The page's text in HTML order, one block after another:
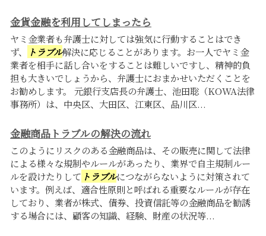
金貨金融を利用してしまったら
ヤミ金業者も弁護士に対しては強気に行動することはでき
ず、
トラブル解決に応じることがあります。お一人でヤミ金
業者を相手に話し合いをすることは難しいですし、精神的負
担も大きいでしょうから、弁護士におまかせいただくことを
お勧めします。 元銀行支店長の弁護士、池田聡（KOWA法律
事務所）は、中央区、大田区、江東区、品川区...
金融商品トラブルの解決の流れ
このようにリスクのある金融商品は、その販売に関して法律
による様々な規制やルールがあったり、業界で自主規制ルー
ルを設けたりして トラブルにつながらないように対策されて
います。例えば、適合性原則と呼ばれる重要なルールが存在
しており、業者が株式、債券、投資信託等の金融商品を勧誘
する場合には、顧客の知識、経験、財産の状況等...